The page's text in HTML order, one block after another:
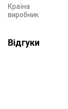
Країна
виробник
Відгуки